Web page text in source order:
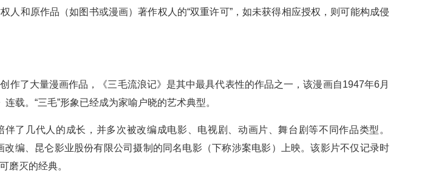
人和原作品（如图书或漫画）著作权人的“双重许可”，如未获得相应授权，则可能构成侵
了大量漫画作品，《三毛流浪记》是其中最具代表性的作品之一，该漫画自1947年6月
载。“三毛”形象已经成为家喻户晓的艺术典型。
几代人的成长，并多次被改编成电影、电视剧、动画片、舞台剧等不同作品类型。
编、昆仑影业股份有限公司摄制的同名电影（下称涉案电影）上映。该影片不仅记录时
磨灭的经典。